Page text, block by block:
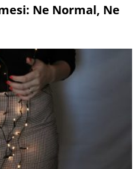
Ne Normal, Ne